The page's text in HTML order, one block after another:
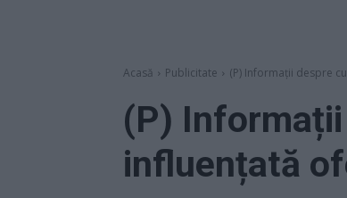
Acasă Publicitate (P) Informații despre
(P)
influențată